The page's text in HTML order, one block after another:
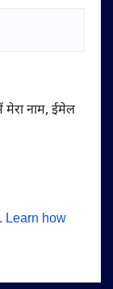
मेरा नाम, ईमेल
Learn how